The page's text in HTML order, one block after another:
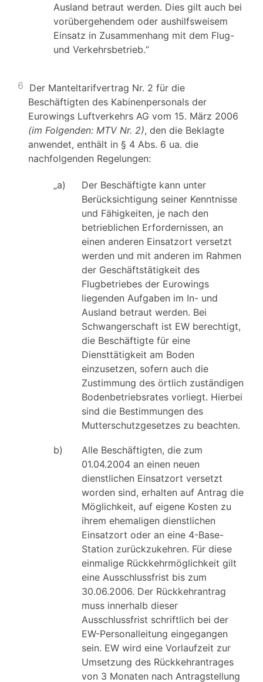
Ausland betraut werden. Dies gilt auch bei
vorübergehendem oder aushilfsweisem
Einsatz in Zusammenhang mit dem Flug-
und Verkehrsbetrieb.“
6 Der Manteltarifvertrag Nr. 2 für die
Beschäftigten des Kabinenpersonals der
Eurowings Luftverkehrs AG vom 15. März 2006
(im Folgenden: MTV Nr. 2), den die Beklagte
anwendet, enthält in § 4 Abs. 6 ua. die
nachfolgenden Regelungen:
„a)
Der Beschäftigte kann unter
Berücksichtigung seiner Kenntnisse
und Fähigkeiten, je nach den
betrieblichen Erfordernissen, an
einen anderen Einsatzort versetzt
werden und mit anderen im Rahmen
der Geschäftstätigkeit des
Flugbetriebes der Eurowings
liegenden Aufgaben im In- und
Ausland betraut werden. Bei
Schwangerschaft ist EW berechtigt,
die Beschäftigte für eine
Diensttätigkeit am Boden
einzusetzen, sofern auch die
Zustimmung des örtlich zuständigen
Bodenbetriebsrates vorliegt. Hierbei
sind die Bestimmungen des
Mutterschutzgesetzes zu beachten.
b)
Alle Beschäftigten, die zum
01.04.2004 an einen neuen
dienstlichen Einsatzort versetzt
worden sind, erhalten auf Antrag die
Möglichkeit, auf eigene Kosten zu
ihrem ehemaligen dienstlichen
Einsatzort oder an eine 4-Base-
Station zurückzukehren. Für diese
einmalige Rückkehrmöglichkeit gilt
eine Ausschlussfrist bis zum
30.06.2006. Der Rückkehrantrag
muss innerhalb dieser
Ausschlussfrist schriftlich bei der
EW-Personalleitung eingegangen
sein. EW wird eine Vorlaufzeit zur
Umsetzung des Rückkehrantrages
von 3 Monaten nach Antragstellung